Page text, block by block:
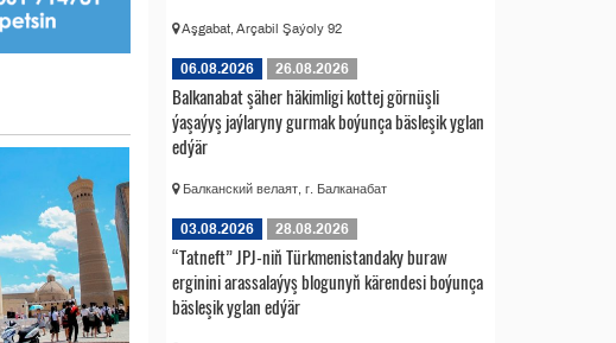
Aşgabat, Arçabil Şaýoly 92
06.08.2026 26.08.2026
Balkanabat şäher häkimligi kottej görnüşli
ýaşaýyş jaýlaryny gurmak boýunça bäsleşik yglan
edýär
Балканский велаят, г. Балканабат
03.08.2026 28.08.2026
“Tatneft” JPJ-niň Türkmenistandaky buraw
erginini arassalaýyş blogunyň kärendesi boýunça
bäsleşik yglan edýär